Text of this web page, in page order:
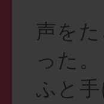
声を
った。
ふと